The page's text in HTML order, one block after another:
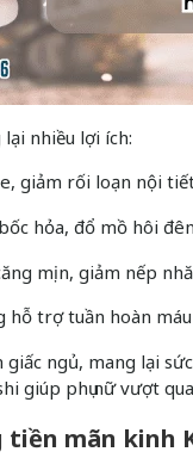
nhiều lợi ích:
giảm rối loạn nội
hỏa, đổ mồ hôi
mịn, giảm nếp
trợ tuần hoàn
ngủ, mang lại
giúp phụ nữ vượt
tiền mãn kinh